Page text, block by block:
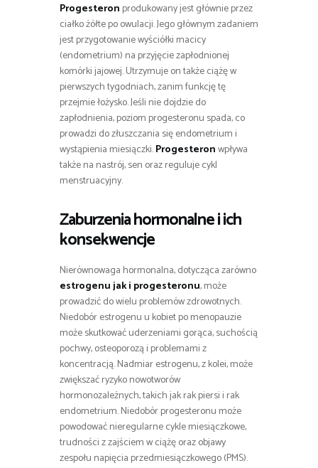
Progesteron produkowany jest głównie przez
ciałko żółte po owulacji. Jego głównym zadaniem
jest przygotowanie wyściółki macicy
(endometrium) na przyjęcie zapłodnionej
komórki jajowej. Utrzymuje on także ciążę w
pierwszych tygodniach, zanim funkcję tę
przejmie łożysko. Jeśli nie dojdzie do
zapłodnienia, poziom progesteronu spada, co
prowadzi do złuszczania się endometrium i
wystąpienia miesiączki.Progesteronwpływa
także na nastrój, sen oraz reguluje cykl
menstruacyjny.
Zaburzenia hormonalne i ich
konsekwencje
Nierównowaga hormonalna, dotycząca zarówno
estrogenu jak i progesteronu, może
prowadzić do wielu problemów zdrowotnych.
Niedobór estrogenu u kobiet po menopauzie
może skutkować uderzeniami gorąca, suchością
pochwy, osteoporozą i problemami z
koncentracją. Nadmiar estrogenu, z kolei, może
zwiększać ryzyko nowotworów
hormonozależnych, takich jak rak piersi i rak
endometrium. Niedobór progesteronu może
powodować nieregularne cykle miesiączkowe,
trudności z zajściem w ciążę oraz objawy
zespołu napięcia przedmiesiączkowego (PMS).